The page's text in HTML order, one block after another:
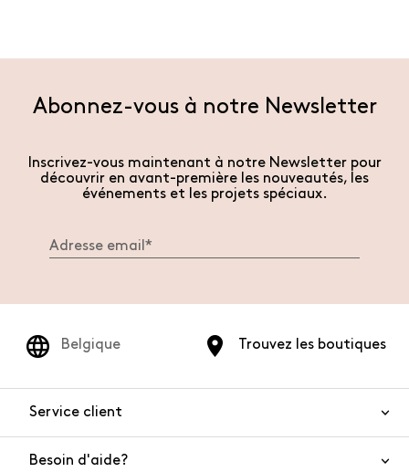
Abonnez-vous à notre Newsletter
Inscrivez-vous maintenant à notre Newsletter pour
découvrir en avant-première les nouveautés, les
événements et les projets spéciaux.
Trouvez les boutiques
Belgique
Service client
Besoin d'aide?